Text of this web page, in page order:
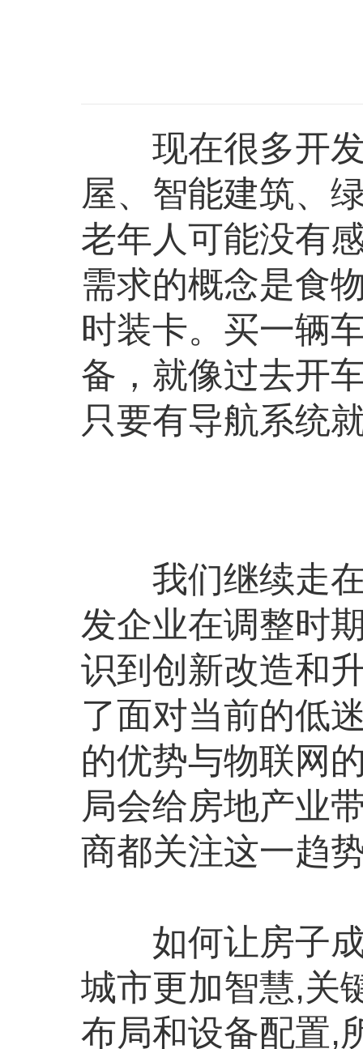
现在很多开发
屋、智能建筑、
老年人可能没有
需求的概念是食
时装卡。买一辆
备，就像过去开
只要有导航系统
我们继续走在
发企业在调整时
识到创新改造和
了面对当前的低
的优势与物联网
局会给房地产业
商都关注这一趋
如何让房子成
城市更加智慧,关
布局和设备配置,